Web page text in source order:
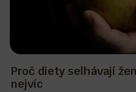
Proč diety selhávají
nejvíc